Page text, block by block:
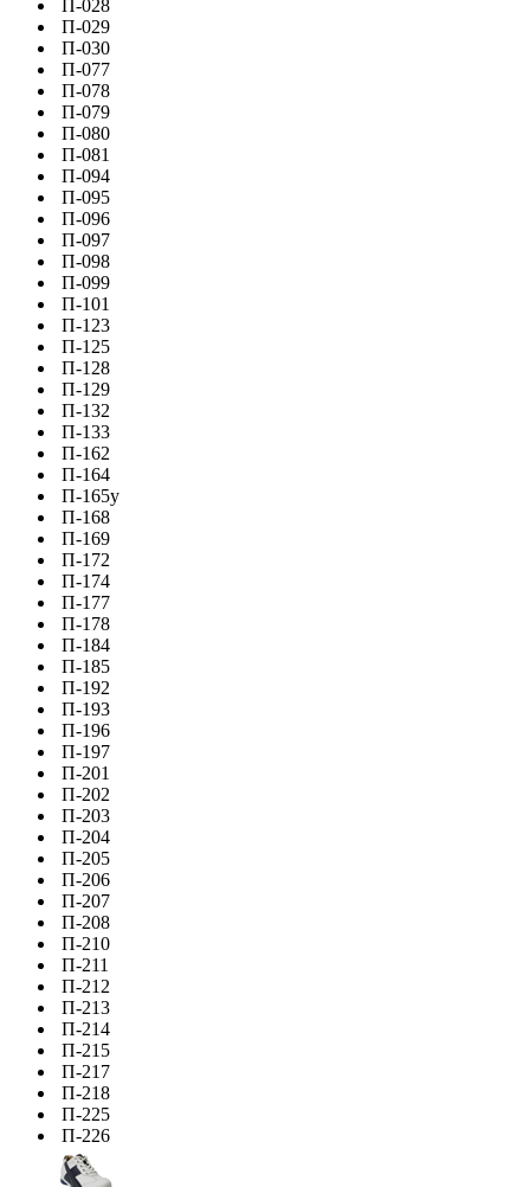
П-028
П-029
П-030
П-077
П-078
П-079
П-080
П-081
П-094
П-095
П-096
П-097
П-098
П-099
П-101
П-123
П-125
П-128
П-129
П-132
П-133
П-162
П-164
П-165у
П-168
П-169
П-172
П-174
П-177
П-178
П-184
П-185
П-192
П-193
П-196
П-197
П-201
П-202
П-203
П-204
П-205
П-206
П-207
П-208
П-210
П-211
П-212
П-213
П-214
П-215
П-217
П-218
П-225
П-226